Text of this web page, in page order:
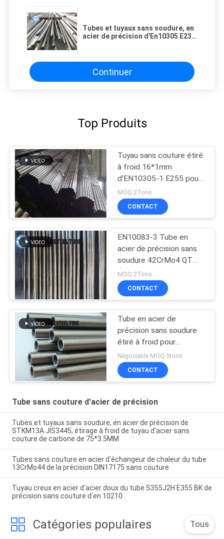
Tubes et tuyaux sans soudure, en
acier de précision d'En10305 E235
Continuer
Top Produits
Tuyau sans couture étiré
à froid 16*1mm
d'EN10305-1 E255 pour
l'industrie automobile
MOQ:2Tons
CONTACT
EN10083-3 Tube en
acier de précision sans
soudure 42CrMo4 QT
Étiré à froid Extrudé
MOQ:2Tons
CONTACT
Tube en acier de
précision sans soudure
étiré à froid pour
l'industrie automobile
E235 NBK EN10305-1
Négociable MOQ:5tons
CONTACT
Tube sans couture d'acier de précision
Tubes et tuyaux sans soudure, en acier de précision de
STKM13A JIS3445, étirage à froid de tuyau d'acier sans
couture de carbone de 75*3.5MM
Tubes sans couture en acier d'échangeur de chaleur du tube
13CrMo44 de la précision DIN17175 sans couture
Tuyau creux en acier d'acier doux du tube S355J2H E355 BK de
précision sans couture d'en 10210
Catégories populaires Tous